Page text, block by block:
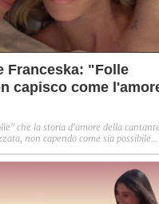
Franceska: "Folle
capisco come
che la storia d'amore della
non capendo come sia possibile